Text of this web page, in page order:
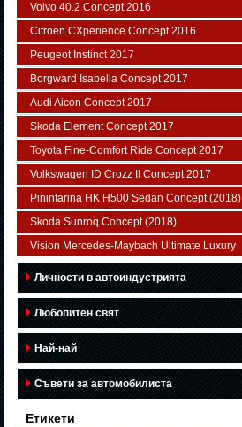
Volvo 40.2 Concept 2016
Citroen CXperience Concept 2016
Peugeot Instinct 2017
Borgward Isabella Concept 2017
Audi Aicon Concept 2017
Skoda Element Concept 2017
Toyota Fine-Comfort Ride Concept 2017
Volkswagen ID Crozz II Concept 2017
Pininfarina HK H500 Sedan Concept (2018)
Skoda Sunroq Concept (2018)
Vision Mercedes-Maybach Ultimate Luxury
Личности в автоиндустрията
Любопитен свят
Най-най
Съвети за автомобилиста
Етикети